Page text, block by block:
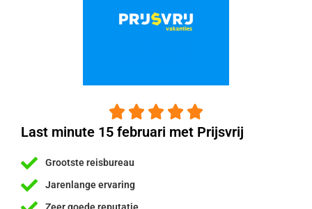
    
Last minute 15 februari met Prijsvrij
Grootste reisbureau
Jarenlange ervaring